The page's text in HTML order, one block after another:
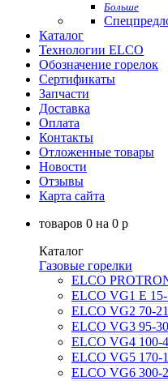
Больше
Каталог
Технологии ELCO
Обозначение горелок
Сертификаты
Запчасти
Доставка
Оплата
Контакты
Отложенные товары
Новости
Отзывы
Карта сайта
товаров 0 на 0 p
Каталог
Газовые горелки
ELCO
ELCO VG1 E
ELCO VG2 70-
ELCO VG3 95-
ELCO VG4 100-
ELCO VG5 170-
ELCO VG6 300-